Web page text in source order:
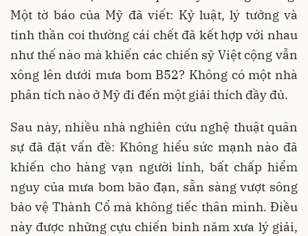
Một tờ báo của Mỹ đã viết: Kỷ luật, lý tưởng và
tinh thần coi thường cái chết đã kết hợp với nhau
như thế nào mà khiến các chiến sỹ Việt cộng vẫn
xông lên dưới mưa bom B52? Không có một nhà
phân tích nào ở Mỹ đi đến một giải thích đầy đủ.
Sau này, nhiều nhà nghiên cứu nghệ thuật quân
sự đã đặt vấn đề: Không hiểu sức mạnh nào đã
khiến cho hàng vạn người lính, bất chấp hiểm
nguy của mưa bom bão đạn, sẵn sàng vượt sông
bảo vệ Thành Cổ mà không tiếc thân mình. Điều
này được những cựu chiến binh năm xưa lý giải,